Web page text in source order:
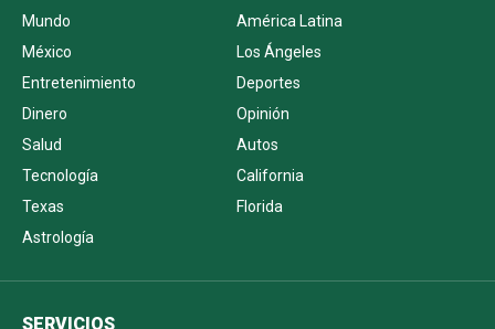
Mundo
América Latina
México
Los Ángeles
Entretenimiento
Deportes
Dinero
Opinión
Salud
Autos
Tecnología
California
Texas
Florida
Astrología
SERVICIOS